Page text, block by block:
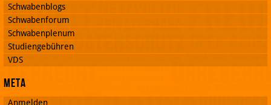
Schwabenblogs
Schwabenforum
Schwabenplenum
Studiengebühren
VDS
Meta
Anmelden